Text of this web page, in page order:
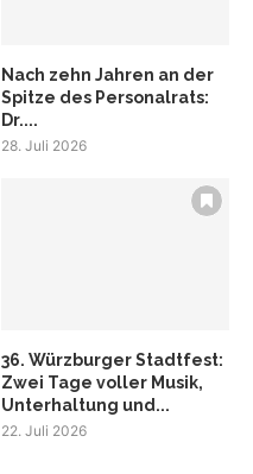
Nach zehn Jahren an der
Spitze des Personalrats:
Dr....
28. Juli 2026
36. Würzburger Stadtfest:
Zwei Tage voller Musik,
Unterhaltung und...
22. Juli 2026